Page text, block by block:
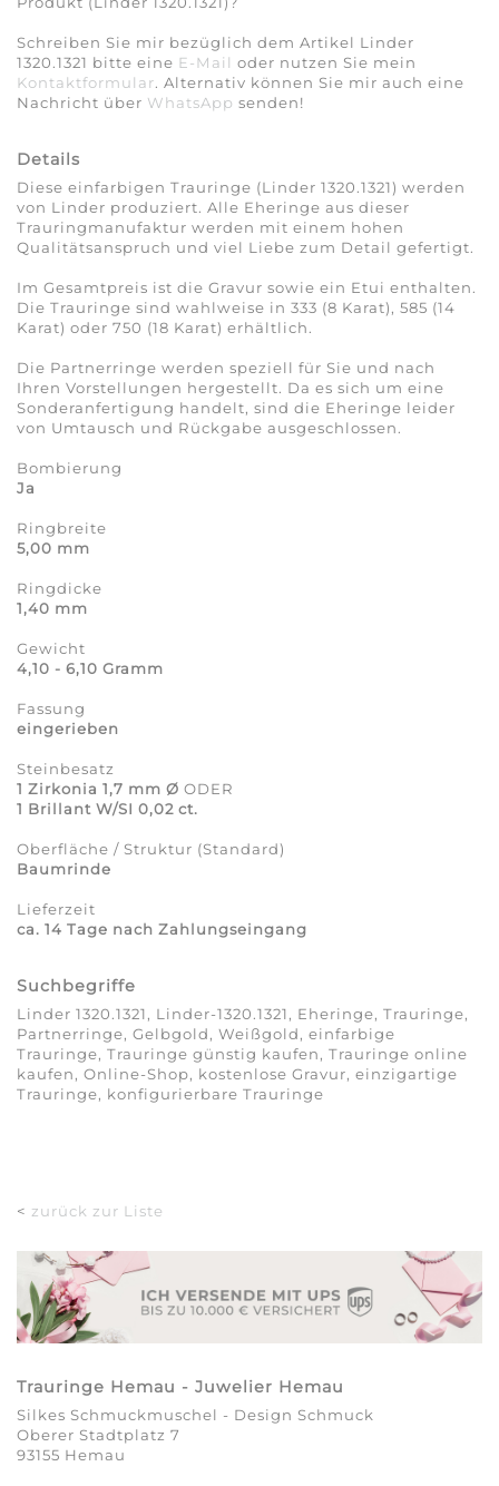
Schreiben Sie mir bezüglich dem Artikel Linder
1320.1321 bitte eine E-Mail oder nutzen Sie mein
Kontaktformular. Alternativ können Sie mir auch eine
Nachricht über WhatsApp senden!
Details
Diese einfarbigen Trauringe (Linder 1320.1321) werden
von Linder produziert. Alle Eheringe aus dieser
Trauringmanufaktur werden mit einem hohen
Qualitätsanspruch und viel Liebe zum Detail gefertigt.
Im Gesamtpreis ist die Gravur sowie ein Etui enthalten.
Die Trauringe sind wahlweise in 333 (8 Karat), 585 (14
Karat) oder 750 (18 Karat) erhältlich.
Die Partnerringe werden speziell für Sie und nach
Ihren Vorstellungen hergestellt. Da es sich um eine
Sonderanfertigung handelt, sind die Eheringe leider
von Umtausch und Rückgabe ausgeschlossen.
Bombierung
Ja
Ringbreite
5,00 mm
Ringdicke
1,40 mm
Gewicht
4,10 - 6,10 Gramm
Fassung
eingerieben
Steinbesatz
1 Zirkonia 1,7 mm Ø ODER
1 Brillant W/SI 0,02 ct.
Oberfläche / Struktur (Standard)
Baumrinde
Lieferzeit
ca. 14 Tage nach Zahlungseingang
Suchbegriffe
Linder 1320.1321, Linder-1320.1321, Eheringe, Trauringe,
Partnerringe, Gelbgold, Weißgold, einfarbige
Trauringe, Trauringe günstig kaufen, Trauringe online
kaufen, Online-Shop, kostenlose Gravur, einzigartige
Trauringe, konfigurierbare Trauringe
< zurück zur Liste
Trauringe Hemau - Juwelier Hemau
Silkes Schmuckmuschel - Design Schmuck
Oberer Stadtplatz 7
93155 Hemau